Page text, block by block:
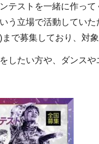
テストを一緒に作っ
う立場で活動してい
で募集しており、対
したい方や、ダンス